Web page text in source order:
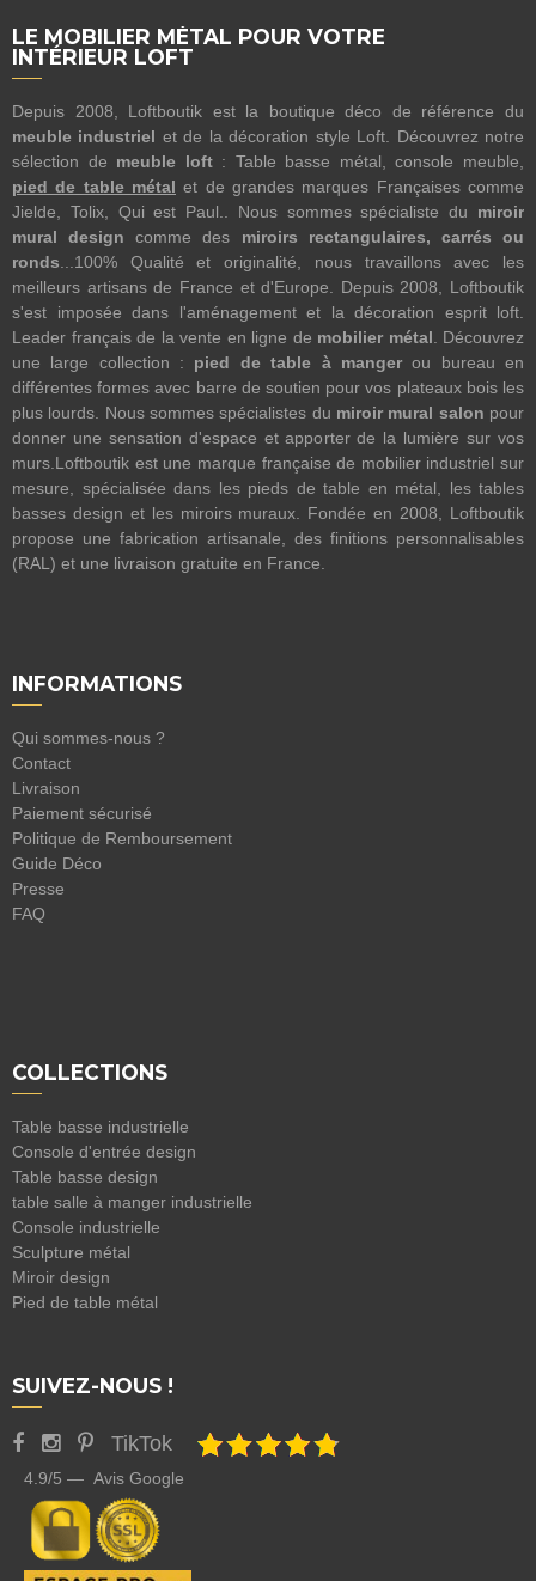
LE MOBILIER MÉTAL POUR VOTRE
INTÉRIEUR LOFT
Depuis 2008, Loftboutik est la boutique déco de référence du
meuble industriel et de la décoration style Loft. Découvrez notre
sélection de meuble loft: Table basse métal, console meuble,
pied de table métal et de grandes marques Françaises comme
Jielde, Tolix, Qui est Paul.. Nous sommes spécialiste du miroir
mural design comme des miroirs rectangulaires, carrés ou
ronds ...100% Qualité et originalité, nous travaillons avec les
meilleurs artisans de France et d'Europe. Depuis 2008, Loftboutik
s'est imposée dans l'aménagement et la décoration esprit loft.
Leader français de la vente en ligne de mobilier métal . Découvrez
une large collection : pied de table à mangerou bureau en
différentes formes avec barre de soutien pour vos plateaux bois les
plus lourds. Nous sommes spécialistes du miroir mural salon pour
donner une sensation d'espace et apporter de la lumière sur vos
murs.Loftboutik est une marque française de mobilier industriel sur
mesure, spécialisée dans les pieds de table en métal, les tables
basses design et les miroirs muraux. Fondée en 2008, Loftboutik
propose une fabrication artisanale, des finitions personnalisables
(RAL) et une livraison gratuite en France.
INFORMATIONS
Qui sommes-nous ?
Contact
Livraison
Paiement sécurisé
Politique de Remboursement
Guide Déco
Presse
FAQ
COLLECTIONS
Table basse industrielle
Console d'entrée design
Table basse design
table salle à manger industrielle
Console industrielle
Sculpture métal
Miroir design
Pied de table métal
SUIVEZ-NOUS !
TikTok
4.9/5 — Avis Google